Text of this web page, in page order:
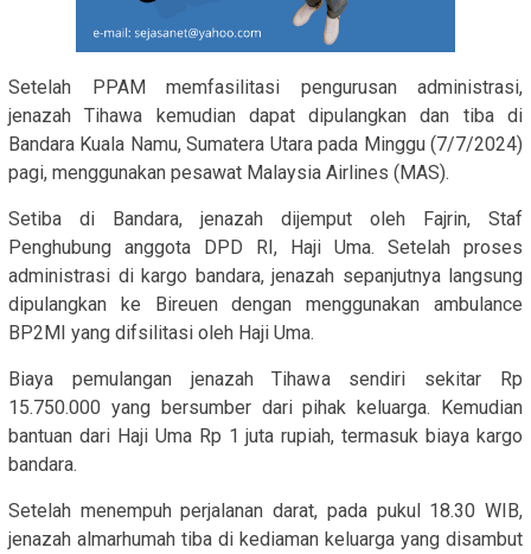
Setelah PPAM memfasilitasi pengurusan administrasi,
jenazah Tihawa kemudian dapat dipulangkan dan tiba di
Bandara Kuala Namu, Sumatera Utara pada Minggu (7/7/2024)
pagi, menggunakan pesawat Malaysia Airlines (MAS).
Setiba di Bandara, jenazah dijemput oleh Fajrin, Staf
Penghubung anggota DPD RI, Haji Uma. Setelah proses
administrasi di kargo bandara, jenazah sepanjutnya langsung
dipulangkan ke Bireuen dengan menggunakan ambulance
BP2MI yang difsilitasi oleh Haji Uma.
Biaya pemulangan jenazah Tihawa sendiri sekitar Rp
15.750.000 yang bersumber dari pihak keluarga. Kemudian
bantuan dari Haji Uma Rp 1 juta rupiah, termasuk biaya kargo
bandara.
Setelah menempuh perjalanan darat, pada pukul 18.30 WIB,
jenazah almarhumah tiba di kediaman keluarga yang disambut